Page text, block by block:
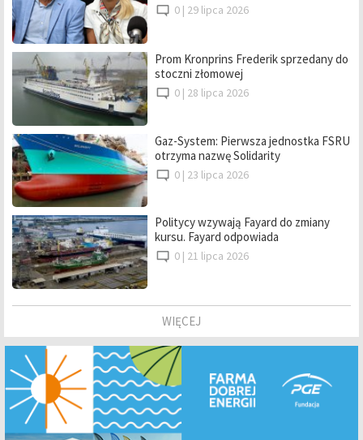
0 | 29 lipca 2026
Prom Kronprins Frederik sprzedany do
stoczni złomowej
0 | 28 lipca 2026
Gaz-System: Pierwsza jednostka FSRU
otrzyma nazwę Solidarity
0 | 23 lipca 2026
Politycy wzywają Fayard do zmiany
kursu. Fayard odpowiada
0 | 21 lipca 2026
WIĘCEJ